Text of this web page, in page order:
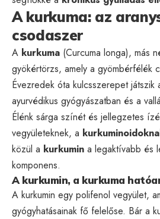
A kurkuma: az
csodaszer
A kurkuma (Curcuma longa), más
gyökértörzs, amely a gyömbérfélék
Évezredek óta kulcsszerepet játszik
ayurvédikus gyógyászatban és a
Élénk sárga színét és jellegzetes
vegyületeknek, a
közül a kurkumin a legaktívabb és
komponens.
A kurkumin, a kurkuma
A kurkumin egy polifenol vegyület,
gyógyhatásainak fő felelőse. Bár a